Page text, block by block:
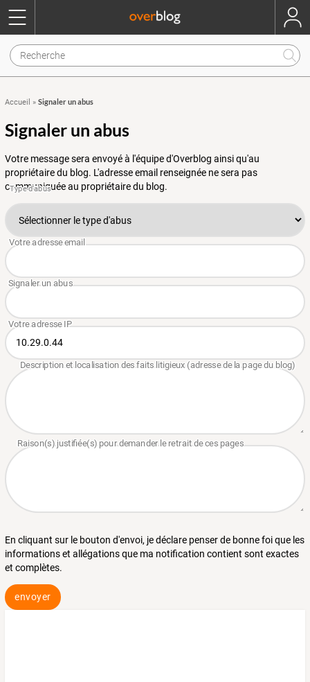
Accueil » Signaler un abus
Signaler un abus
Votre message sera envoyé à l'équipe d'Overblog ainsi qu'au
propriétaire du blog. L'adresse email renseignée ne sera pas
communiquée au propriétaire du blog.
En cliquant sur le bouton d'envoi, je déclare penser de bonne foi que les
informations et allégations que ma notification contient sont exactes
et complètes.
envoyer